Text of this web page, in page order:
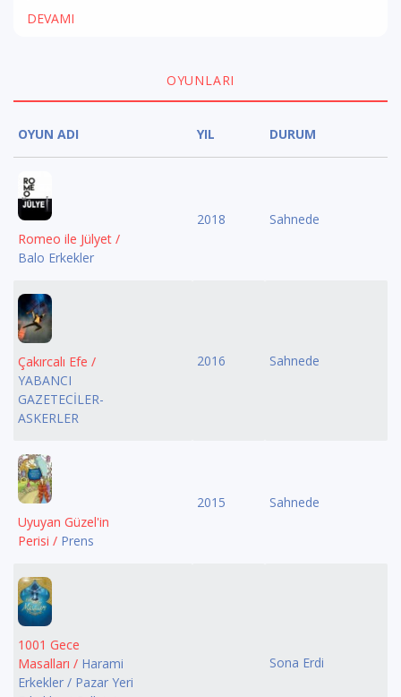
DEVAMI
OYUNLARI
OYUN ADI YIL DURUM
Romeo ile Jülyet /
Balo Erkekler
2018 Sahnede
Çakırcalı Efe /
YABANCI
GAZETECİLER-
ASKERLER
2016 Sahnede
Uyuyan Güzel'in
Perisi / Prens
2015 Sahnede
1001 Gece
Masalları / Harami
Erkekler / Pazar Yeri
Sona Erdi